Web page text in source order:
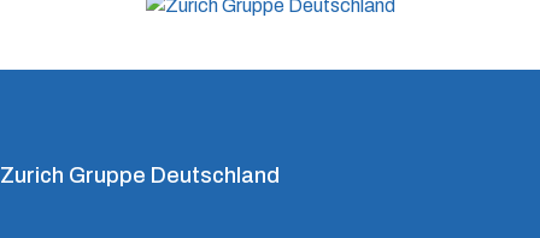
Zurich Gruppe Deutschland